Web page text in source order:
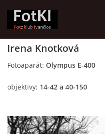
Ivančice, 664 91
Irena Knotková
Fotoaparát: Olympus E-400
objektivy: 14-42 a 40-150